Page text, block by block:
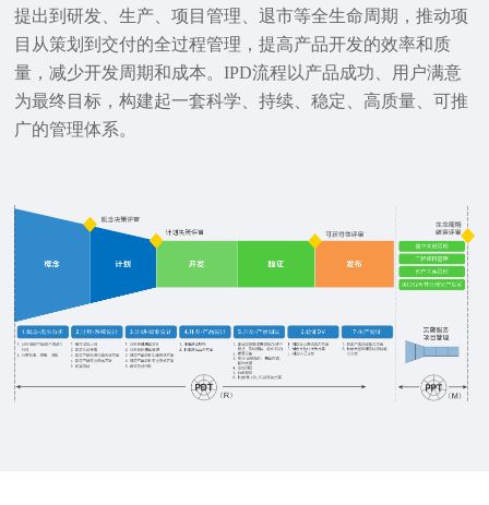
提出到研发、生产、项目管理、退市等全生命周期，推动项
目从策划到交付的全过程管理，提高产品开发的效率和质
量，减少开发周期和成本。IPD流程以产品成功、用户满意
为最终目标，构建起一套科学、持续、稳定、高质量、可推
广的管理体系。